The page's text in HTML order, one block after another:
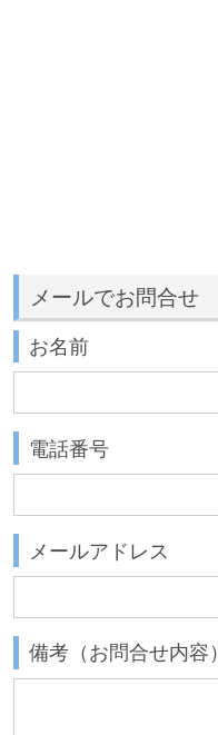
メールでお問合せ
お名前
電話番号
メールアドレス
備考（お問合せ内容）